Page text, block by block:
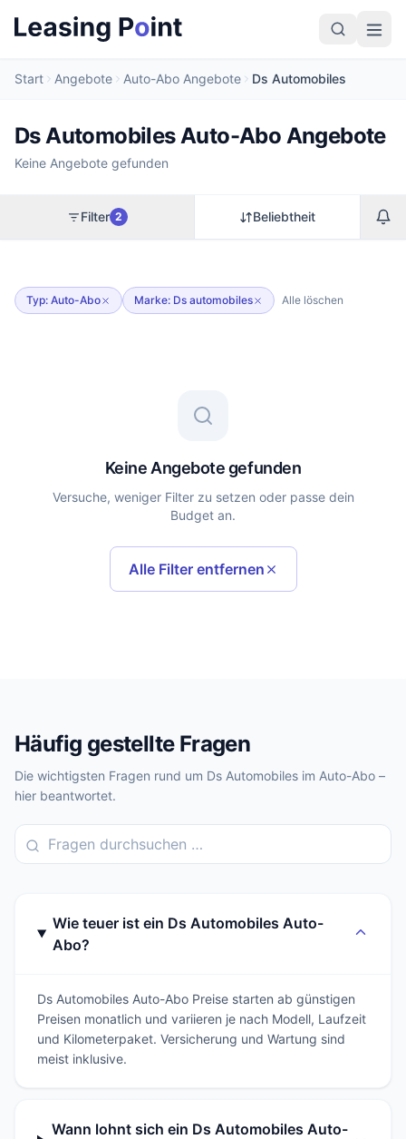
Start Angebote Auto-Abo Angebote Ds Automobiles
Ds Automobiles Auto-Abo Angebote
Keine Angebote gefunden
Filter 2 Beliebtheit
Typ: Auto-Abo Marke: Ds automobiles Alle löschen
Keine Angebote gefunden
Versuche, weniger Filter zu setzen oder passe dein
Budget an.
Alle Filter entfernen
Häufig gestellte Fragen
Die wichtigsten Fragen rund um Ds Automobiles im Auto-Abo –
hier beantwortet.
Wie teuer ist ein Ds Automobiles Auto-
Abo?
Ds Automobiles Auto-Abo Preise starten ab günstigen
Preisen monatlich und variieren je nach Modell, Laufzeit
und Kilometerpaket. Versicherung und Wartung sind
meist inklusive.
Wann lohnt sich ein Ds Automobiles Auto-